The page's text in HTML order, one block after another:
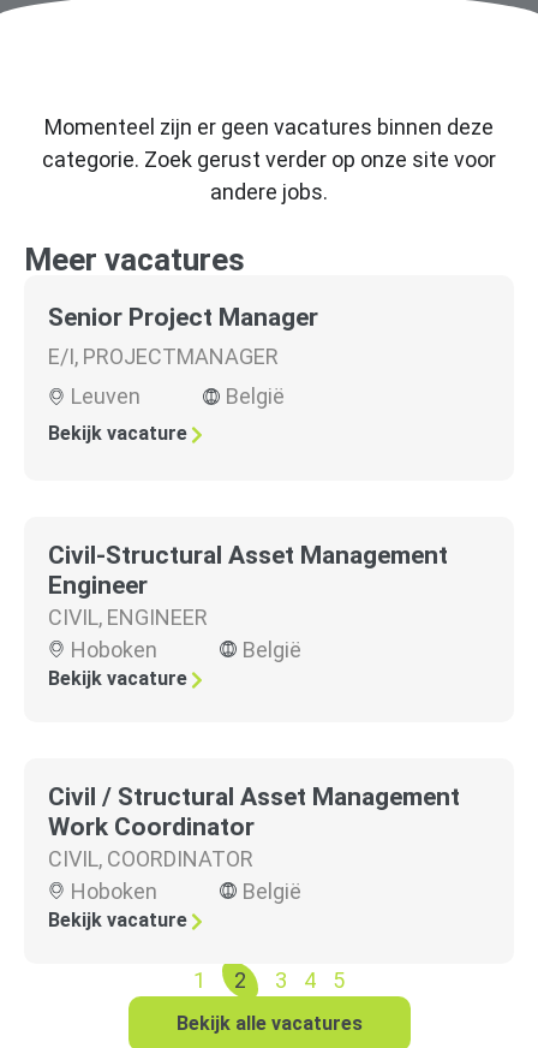
Momenteel zijn er geen vacatures binnen deze
categorie. Zoek gerust verder op onze site voor
andere jobs.
Meer vacatures
Senior Project Manager
E/I, PROJECTMANAGER
Leuven
België
Bekijk vacature
Civil-Structural Asset Management
Engineer
CIVIL, ENGINEER
Hoboken
België
Bekijk vacature
Civil / Structural Asset Management
Work Coordinator
CIVIL, COORDINATOR
Hoboken
België
Bekijk vacature
1 2 3 4 5
Bekijk alle vacatures